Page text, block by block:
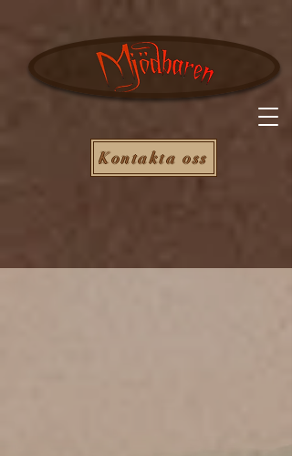
Kontakta oss